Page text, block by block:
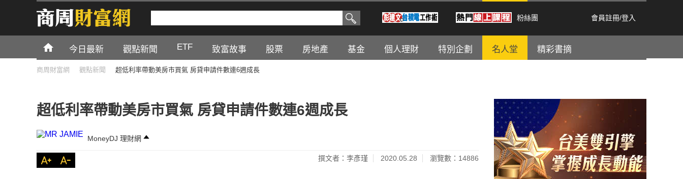
粉絲團 會員註冊/登入
今日最新 觀點新聞 ETF 致富故事 股票 房地產 基金 個人理財 特別企劃 名人堂 精彩書摘
商周財富網 觀點新聞 超低利率帶動美房市買氣 房貸申請件數連6週成長
超低利率帶動美房市買氣 房貸申請件數連6週成長
MoneyDJ 理財網
撰文者：李彥瑾 2020.05.28 瀏覽數：14886